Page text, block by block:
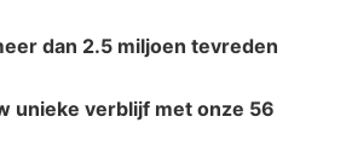
dan 2.5 miljoen tevreden
unieke verblijf met onze 56